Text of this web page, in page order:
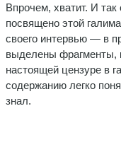
Впрочем, хватит. И
посвящено этой
своего интервью — в
выделены фрагменты,
настоящей цензуре в
содержанию легко
знал.